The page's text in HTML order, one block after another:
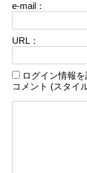
e-mail：
URL：
ログイン情報
コメント (スタイ